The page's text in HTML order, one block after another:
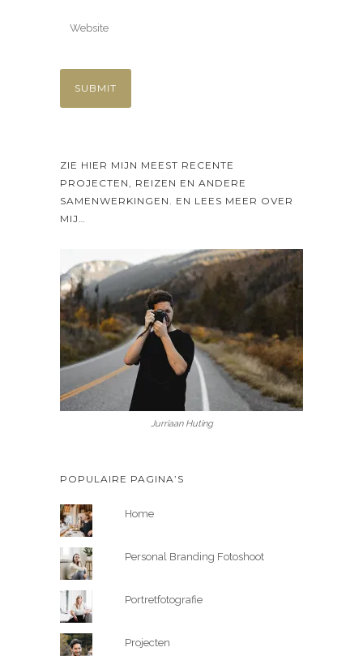
ZIE HIER MIJN MEEST RECENTE
PROJECTEN, REIZEN EN ANDERE
SAMENWERKINGEN. EN LEES MEER OVER
MIJ…
Jurriaan Huting
POPULAIRE PAGINA’S
Home
Personal Branding Fotoshoot
Portretfotografie
Projecten